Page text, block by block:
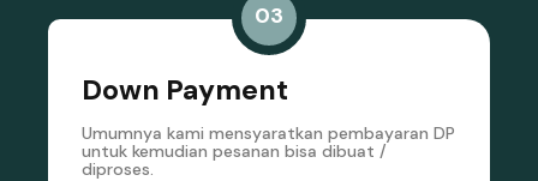
03
Down Payment
Umumnya kami mensyaratkan pembayaran DP
untuk kemudian pesanan bisa dibuat /
diproses.